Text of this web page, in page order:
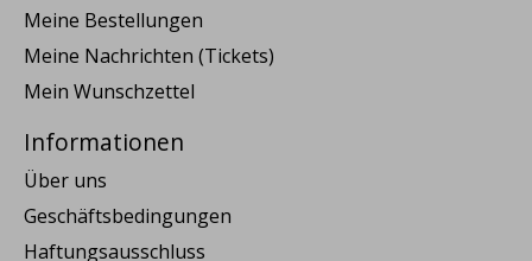
Meine Bestellungen
Meine Nachrichten (Tickets)
Mein Wunschzettel
Informationen
Über uns
Geschäftsbedingungen
Haftungsausschluss